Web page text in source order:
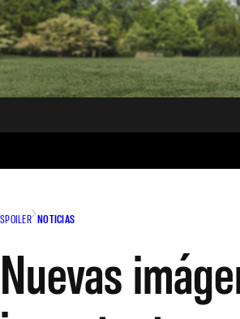
SPOILER NOTICIAS
Nuevas